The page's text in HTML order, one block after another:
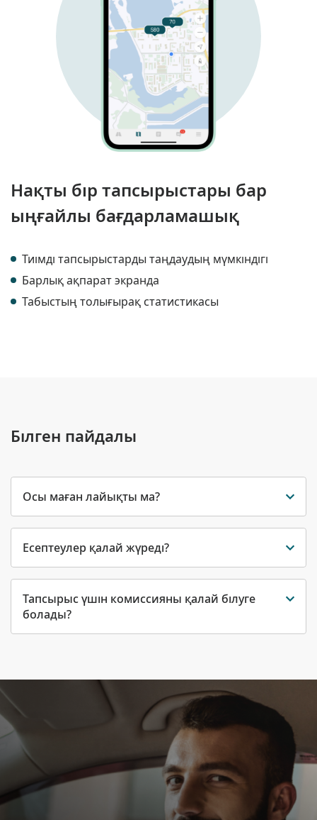
Нақты бір тапсырыстары бар
ыңғайлы бағдарламашық
Тиімді тапсырыстарды таңдаудың мүмкіндігі
Барлық ақпарат экранда
Табыстың толығырақ статистикасы
Білген пайдалы
Осы маған лайықты ма?
Есептеулер қалай жүреді?
Тапсырыс үшін комиссияны қалай білуге
болады?